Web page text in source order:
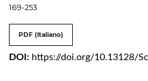
169-253
PDF (Italiano)
DOI: https://doi.org/10.13128/